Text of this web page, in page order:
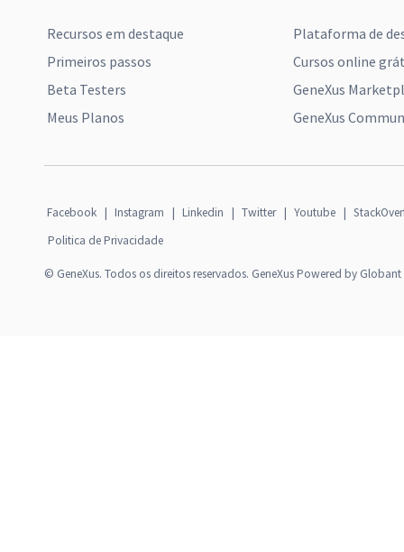
Recursos em destaque
Primeiros passos
Beta Testers
Meus Planos
Plataforma de
Cursos online
GeneXus
GeneXus
Facebook | Instagram | Linkedin | Twitter | Youtube |
Politica de Privacidade
© GeneXus. Todos os direitos reservados. GeneXus Powered by Globant